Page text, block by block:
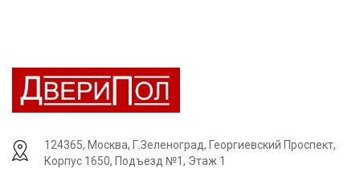
124365, Москва, Г.Зеленоград, Георгиевский Проспект,
Корпус 1650, Подъезд №1, Этаж 1